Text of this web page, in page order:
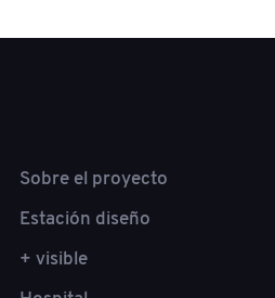
Sobre el proyecto
Estación diseño
+ visible